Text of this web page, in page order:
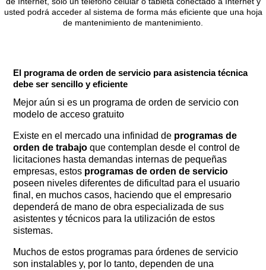
usted podrá acceder al sistema de forma más eficiente que una hoja
de mantenimiento de mantenimiento.
El programa de orden de servicio para asistencia técnica
debe ser sencillo y eficiente
Mejor aún si es un programa de orden de servicio con
modelo de acceso gratuito
Existe en el mercado una infinidad de programas de
orden de trabajo que contemplan desde el control de
licitaciones hasta demandas internas de pequeñas
empresas, estos programas de orden de servicio
poseen niveles diferentes de dificultad para el usuario
final, en muchos casos, haciendo que el empresario
dependerá de mano de obra especializada de sus
asistentes y técnicos para la utilización de estos
sistemas.
Muchos de estos programas para órdenes de servicio
son instalables y, por lo tanto, dependen de una